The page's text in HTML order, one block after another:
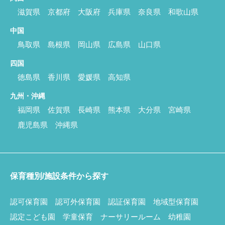
滋賀県 京都府 大阪府 兵庫県 奈良県 和歌山県
中国
鳥取県 島根県 岡山県 広島県 山口県
四国
徳島県 香川県 愛媛県 高知県
九州・沖縄
福岡県 佐賀県 長崎県 熊本県 大分県
宮崎県
鹿児島県
沖縄県
保育種別/施設条件から探す
認可保育園 認可外保育園 認証保育園
地域型保育園
認定こども園
学童保育 ナーサリールーム 幼稚園